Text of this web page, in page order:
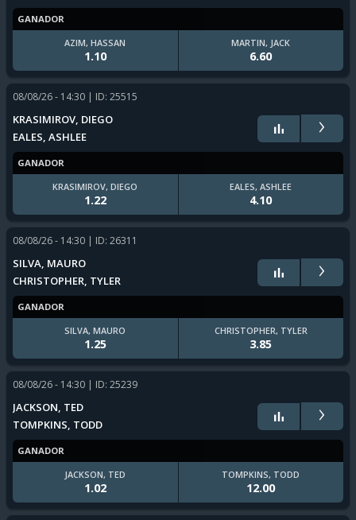
GANADOR
AZIM, HASSAN
1.10
MARTIN, JACK
6.60
08/08/26 - 14:30 | ID: 25515
KRASIMIROV, DIEGO
EALES, ASHLEE
›
GANADOR
KRASIMIROV, DIEGO
1.22
EALES, ASHLEE
4.10
08/08/26 - 14:30 | ID: 26311
SILVA, MAURO
CHRISTOPHER, TYLER
›
GANADOR
SILVA, MAURO
1.25
CHRISTOPHER, TYLER
3.85
08/08/26 - 14:30 | ID: 25239
JACKSON, TED
TOMPKINS, TODD
›
GANADOR
JACKSON, TED
1.02
TOMPKINS, TODD
12.00